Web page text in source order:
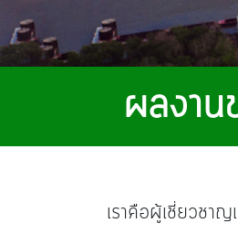
ผลงาน
เราคือผู้เชี่ยวชา